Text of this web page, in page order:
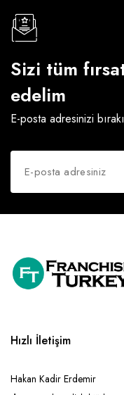
Sizi tüm
edelim
E-posta adresinizi
Hızlı İletişim
Hakan Kadir Erdemir